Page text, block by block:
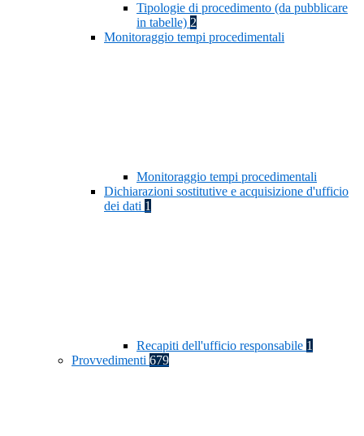
Tipologie di procedimento (da pubblicare
in tabelle) 2
Monitoraggio tempi procedimentali
Monitoraggio tempi procedimentali
Dichiarazioni sostitutive e acquisizione d'ufficio
dei dati 1
Recapiti dell'ufficio responsabile 1
Provvedimenti 679